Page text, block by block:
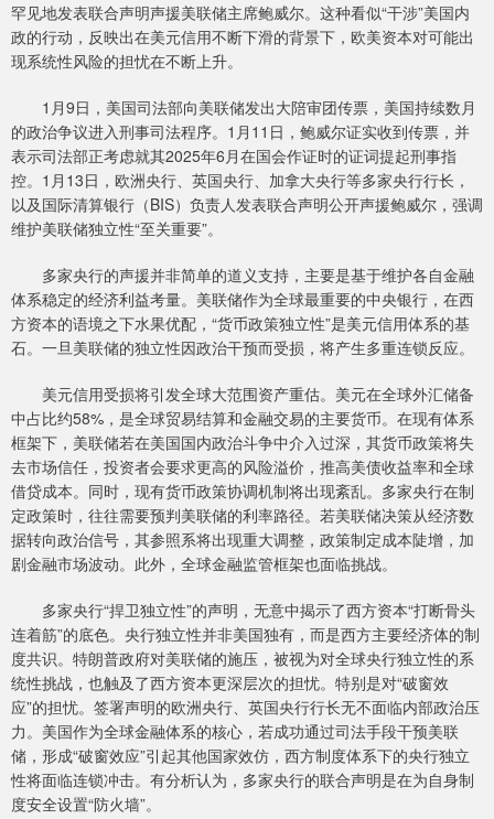
罕见地发表联合声明声援美联储主席鲍威尔。这种看似“干涉”美国内
政的行动，反映出在美元信用不断下滑的背景下，欧美资本对可能出
现系统性风险的担忧在不断上升。
1月9日，美国司法部向美联储发出大陪审团传票，美国持续数月
的政治争议进入刑事司法程序。1月11日，鲍威尔证实收到传票，并
表示司法部正考虑就其2025年6月在国会作证时的证词提起刑事指
控。1月13日，欧洲央行、英国央行、加拿大央行等多家央行行长，
以及国际清算银行（BIS）负责人发表联合声明公开声援鲍威尔，强调
维护美联储独立性“至关重要”。
多家央行的声援并非简单的道义支持，主要是基于维护各自金融
体系稳定的经济利益考量。美联储作为全球最重要的中央银行，在西
方资本的语境之下水果优配，“货币政策独立性”是美元信用体系的基
石。一旦美联储的独立性因政治干预而受损，将产生多重连锁反应。
美元信用受损将引发全球大范围资产重估。美元在全球外汇储备
中占比约58%，是全球贸易结算和金融交易的主要货币。在现有体系
框架下，美联储若在美国国内政治斗争中介入过深，其货币政策将失
去市场信任，投资者会要求更高的风险溢价，推高美债收益率和全球
借贷成本。同时，现有货币政策协调机制将出现紊乱。多家央行在制
定政策时，往往需要预判美联储的利率路径。若美联储决策从经济数
据转向政治信号，其参照系将出现重大调整，政策制定成本陡增，加
剧金融市场波动。此外，全球金融监管框架也面临挑战。
多家央行“捍卫独立性”的声明，无意中揭示了西方资本“打断骨头
连着筋”的底色。央行独立性并非美国独有，而是西方主要经济体的制
度共识。特朗普政府对美联储的施压，被视为对全球央行独立性的系
统性挑战，也触及了西方资本更深层次的担忧。特别是对“破窗效
应”的担忧。签署声明的欧洲央行、英国央行行长无不面临内部政治压
力。美国作为全球金融体系的核心，若成功通过司法手段干预美联
储，形成“破窗效应”引起其他国家效仿，西方制度体系下的央行独立
性将面临连锁冲击。有分析认为，多家央行的联合声明是在为自身制
度安全设置“防火墙”。